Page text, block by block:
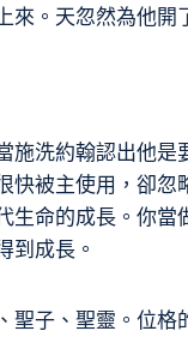
來。天忽然為他開
洗約翰認出他是
快被主使用，卻忽
生命的成長。你當
到成長。
聖子、聖靈。位格